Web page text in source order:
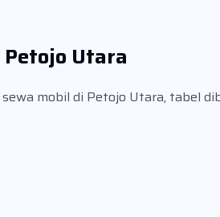
Utara
mobil di Petojo Utara, tabel